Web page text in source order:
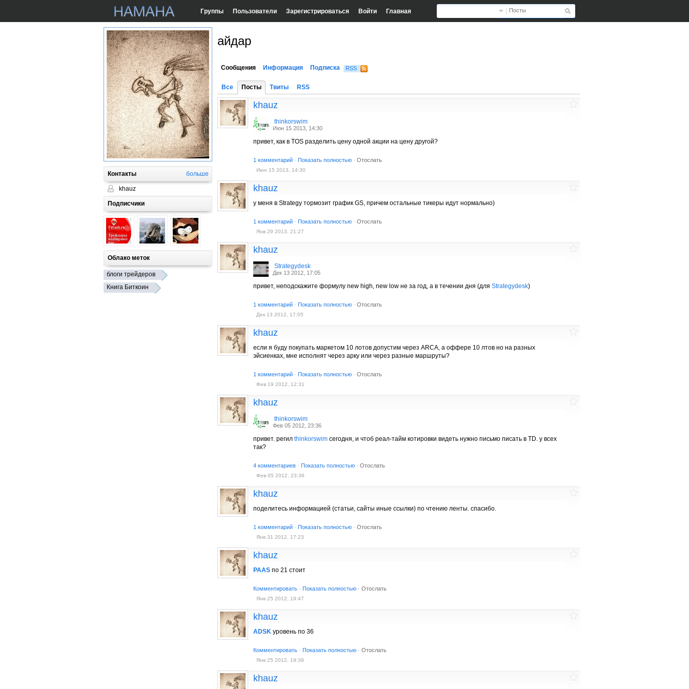
Посты
Группы Пользователи Зарегистрироваться Войти Главная
Контакты больше
khauz
Подписчики
Облако меток
блоги трейдеров
Книга Биткоин
айдар
Сообщения Информация Подписка RSS
Все Посты Твиты RSS
khauz
thinkorswim
Июн 15 2013, 14:30
привет, как в TOS разделить цену одной акции на цену другой?
1 комментарий · Показать полностью · Отослать
Июн 15 2013, 14:30
khauz
у меня в Strategy тормозит график GS, причем остальные тикеры идут нормально)
1 комментарий · Показать полностью · Отослать
Янв 29 2013, 21:27
khauz
Strategydesk
Дек 13 2012, 17:05
привет, неподскажите формулу new high, new low не за год, а в течении дня (для Strategydesk)
1 комментарий · Показать полностью · Отослать
Дек 13 2012, 17:05
khauz
если я буду покупать маркетом 10 лотов допустим через ARCA, а оффере 10 лтов но на разных
эйсиенках, мне исполнят через арку или через разные маршруты?
1 комментарий · Показать полностью · Отослать
Фев 19 2012, 12:31
khauz
thinkorswim
Фев 05 2012, 23:36
привет. регил thinkorswim сегодня, и чтоб реал-тайм котировки видеть нужно письмо писать в TD. у всех
так?
4 комментариев · Показать полностью · Отослать
Фев 05 2012, 23:36
khauz
поделитесь информацией (статьи, сайты иные ссылки) по чтению ленты. спасибо.
1 комментарий · Показать полностью · Отослать
Янв 31 2012, 17:23
khauz
PAAS по 21 стоит
Комментировать · Показать полностью · Отослать
Янв 25 2012, 19:47
khauz
ADSK уровень по 36
Комментировать · Показать полностью · Отослать
Янв 25 2012, 19:39
khauz